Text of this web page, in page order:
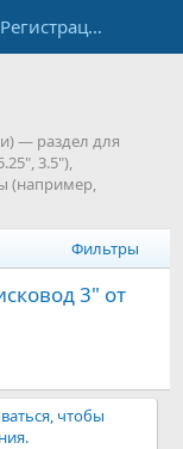
Регистрация
— раздел для
3.5"),
(например,
Фильтры
3" от
чтобы